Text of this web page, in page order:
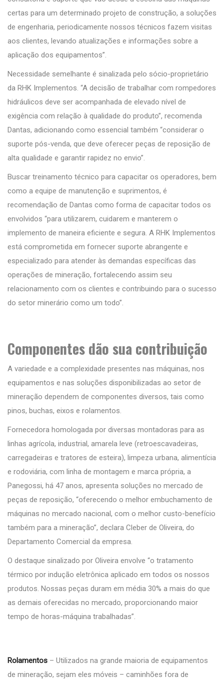
certas para um determinado projeto de construção, a soluções
de engenharia, periodicamente nossos técnicos fazem visitas
aos clientes, levando atualizações e informações sobre a
aplicação dos equipamentos”.
Necessidade semelhante é sinalizada pelo sócio-proprietário
da RHK Implementos. “A decisão de trabalhar com rompedores
hidráulicos deve ser acompanhada de elevado nível de
exigência com relação à qualidade do produto”, recomenda
Dantas, adicionando como essencial também “considerar o
suporte pós-venda, que deve oferecer peças de reposição de
alta qualidade e garantir rapidez no envio”.
Buscar treinamento técnico para capacitar os operadores, bem
como a equipe de manutenção e suprimentos, é
recomendação de Dantas como forma de capacitar todos os
envolvidos “para utilizarem, cuidarem e manterem o
implemento de maneira eficiente e segura. A RHK Implementos
está comprometida em fornecer suporte abrangente e
especializado para atender às demandas específicas das
operações de mineração, fortalecendo assim seu
relacionamento com os clientes e contribuindo para o sucesso
do setor minerário como um todo”.
Componentes dão sua contribuição
A variedade e a complexidade presentes nas máquinas, nos
equipamentos e nas soluções disponibilizadas ao setor de
mineração dependem de componentes diversos, tais como
pinos, buchas, eixos e rolamentos.
Fornecedora homologada por diversas montadoras para as
linhas agrícola, industrial, amarela leve (retroescavadeiras,
carregadeiras e tratores de esteira), limpeza urbana, alimentícia
e rodoviária, com linha de montagem e marca própria, a
Panegossi, há 47 anos, apresenta soluções no mercado de
peças de reposição, “oferecendo o melhor embuchamento de
máquinas no mercado nacional, com o melhor custo-benefício
também para a mineração”, declara Cleber de Oliveira, do
Departamento Comercial da empresa.
O destaque sinalizado por Oliveira envolve “o tratamento
térmico por indução eletrônica aplicado em todos os nossos
produtos. Nossas peças duram em média 30% a mais do que
as demais oferecidas no mercado, proporcionando maior
tempo de horas-máquina trabalhadas”.
Rolamentos – Utilizados na grande maioria de equipamentos
de mineração, sejam eles móveis – caminhões fora de